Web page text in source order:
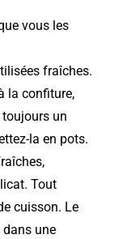
vous les
fraîches.
la confiture,
un
la en pots.
Tout
cuisson. Le
dans une